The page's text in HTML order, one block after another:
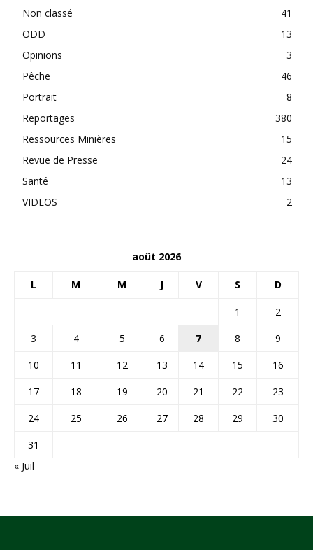
Non classé
41
ODD
13
Opinions
3
Pêche
46
Portrait
8
Reportages
380
Ressources Minières
15
Revue de Presse
24
Santé
13
VIDEOS
2
août 2026
L M M J V S D
1
2
3
4 5 6 7 8
9
10
11 12 13 14 15
16
17
18 19 20 21 22
23
24
25 26 27 28 29
30
31
« Juil